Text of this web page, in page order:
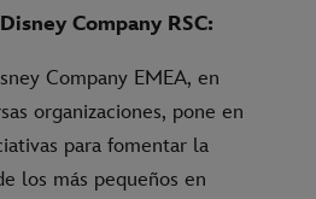
Company RSC:
Company EMEA, en
organizaciones, pone en
para fomentar la
los más pequeños en